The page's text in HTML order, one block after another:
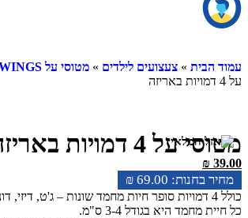
»צעצועים לילדים»מטוסי על SUPER WINGS
דמויות באריזה
₪69.00
היא בגודל 3-4 ס"מ.